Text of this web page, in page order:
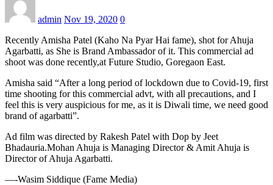
admin Nov 19, 2020 0
Recently Amisha Patel (Kaho Na Pyar Hai fame), shot for Ahuja
Agarbatti, as She is Brand Ambassador of it. This commercial ad
shoot was done recently,at Future Studio, Goregaon East.
Amisha said “After a long period of lockdown due to Covid-19, first
time shooting for this commercial advt, with all precautions, and I
feel this is very auspicious for me, as it is Diwali time, we need good
brand of agarbatti”.
Ad film was directed by Rakesh Patel with Dop by Jeet
Bhadauria.Mohan Ahuja is Managing Director & Amit Ahuja is
Director of Ahuja Agarbatti.
—-Wasim Siddique (Fame Media)